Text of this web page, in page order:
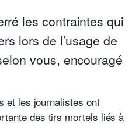
les contraintes qui
lors de l’usage de
vous, encouragé
et les journalistes ont
des tirs mortels liés à